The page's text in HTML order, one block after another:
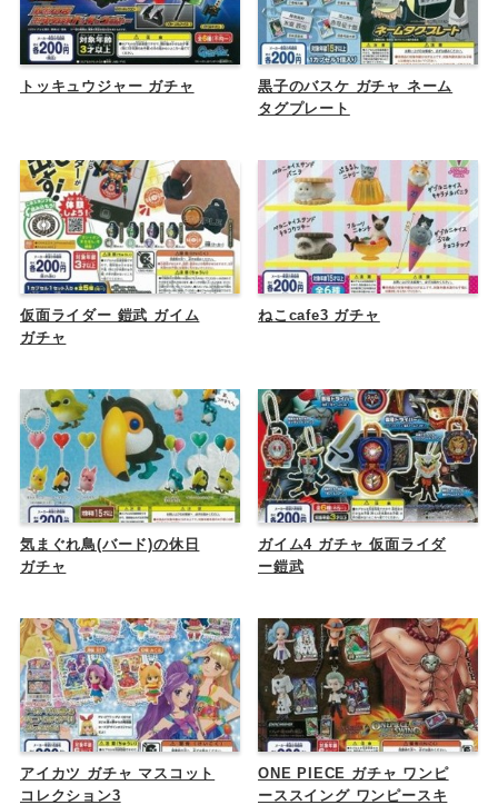
トッキュウジャー ガチャ
黒子のバスケ ガチャ ネーム
タグプレート
仮面ライダー 鎧武 ガイム
ガチャ
ねこcafe3 ガチャ
気まぐれ鳥(バード)の休日
ガチャ
ガイム4 ガチャ 仮面ライダ
ー鎧武
アイカツ ガチャ マスコット
コレクション3
ONE PIECE ガチャ ワンピ
ーススイング ワンピースキ